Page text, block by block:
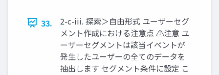
33.
2-c-iii. 探索＞自由形式 ユーザーセグ
メント作成における注意点 ⚠注意 ユ
ーザーセグメントは該当イベントが
発生したユーザーの全てのデータを
抽出します セグメント条件に設定 こ